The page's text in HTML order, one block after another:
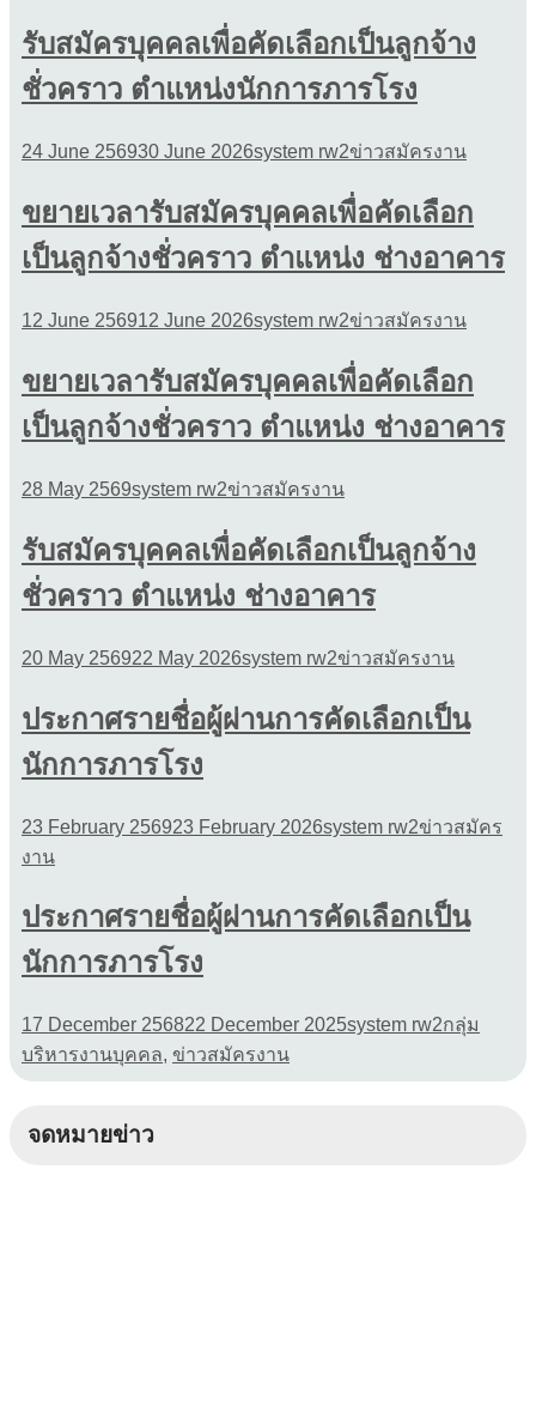
รับสมัครบุคคลเพื่อคัดเลือกเป็นลูกจ้าง
ชั่วคราว ตำแหน่งนักการภารโรง
24 June 256930 June 2026system rw2ข่าวสมัครงาน
ขยายเวลารับสมัครบุคคลเพื่อคัดเลือก
เป็นลูกจ้างชั่วคราว ตำแหน่ง ช่างอาคาร
12 June 256912 June 2026system rw2ข่าวสมัครงาน
ขยายเวลารับสมัครบุคคลเพื่อคัดเลือก
เป็นลูกจ้างชั่วคราว ตำแหน่ง ช่างอาคาร
28 May 2569system rw2ข่าวสมัครงาน
รับสมัครบุคคลเพื่อคัดเลือกเป็นลูกจ้าง
ชั่วคราว ตำแหน่ง ช่างอาคาร
20 May 256922 May 2026system rw2ข่าวสมัครงาน
ประกาศรายชื่อผู้ผ่านการคัดเลือกเป็น
นักการภารโรง
23 February 256923 February 2026system rw2ข่าวสมัคร
งาน
ประกาศรายชื่อผู้ผ่านการคัดเลือกเป็น
นักการภารโรง
17 December 256822 December 2025system rw2กลุ่ม
บริหารงานบุคคล, ข่าวสมัครงาน
จดหมายข่าว